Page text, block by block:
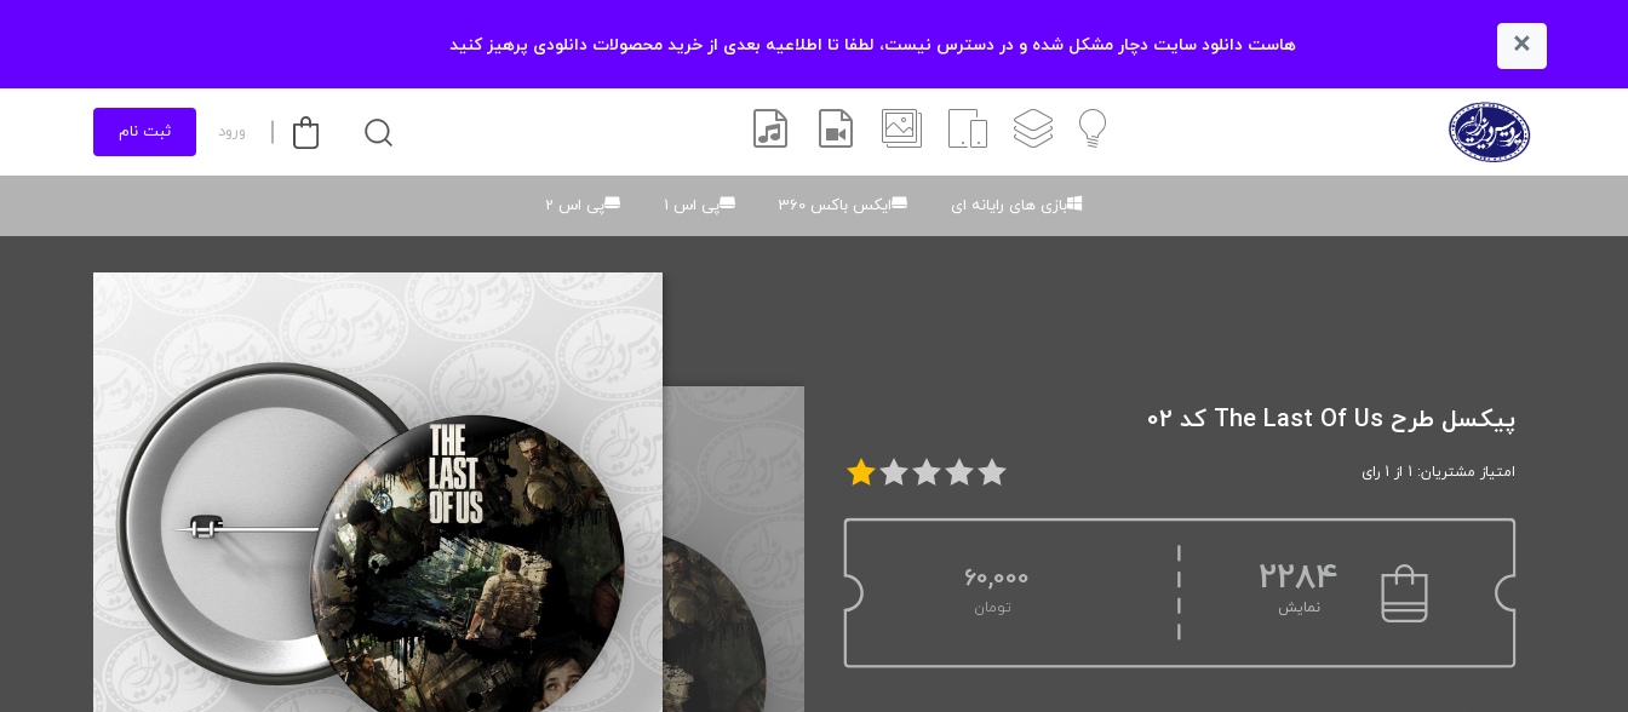
× هاست دانلود سایت دچار مشکل شده و در دسترس نیست، لطفا تا اطلاعیه بعدی از خرید محصولات دانلودی پرهیز کنید
آموزشیلایه باز اسکریپت والپیپر افتر افکتسموسیقی و صدا
ورود ثبت نام
بازی های رایانه ای ایکس باکس 360 پی اس 1 پی اس 2
پیکسل طرح The Last Of Us کد 02
امتیاز مشتریان: 1 از 1 رای
2284
نمایش
60,000
تومان